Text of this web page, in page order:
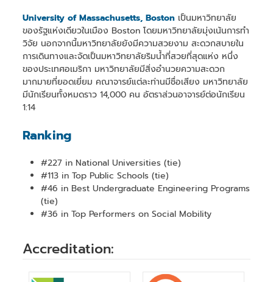
University of Massachusetts, Boston เป็นมหาวิทยาลัย
ของรัฐแห่งเดียวในเมือง Boston โดยมหาวิทยาลัยมุ่งเน้นการทำ
วิจัย นอกจากนี้มหาวิทยาลัยยังมีความสวยงาม สะดวกสบายใน
การเดินทางและจัดเป็นมหาวิทยาลัยริมน้ำที่สวยที่สุดแห่ง หนึ่ง
ของประเทศอเมริกา มหาวิทยาลัยมีสิ่งอำนวยความสะดวก
มากมายที่ยอดเยี่ยม คณาจารย์แต่ละท่านมีชื่อเสียง มหาวิทยาลัย
มีนักเรียนทั้งหมดราว 14,000 คน อัตราส่วนอาจารย์ต่อนักเรียน
1:14
Ranking
#227 in National Universities (tie)
#113 in Top Public Schools (tie)
#46 in Best Undergraduate Engineering Programs
(tie)
#36 in Top Performers on Social Mobility
Accreditation: